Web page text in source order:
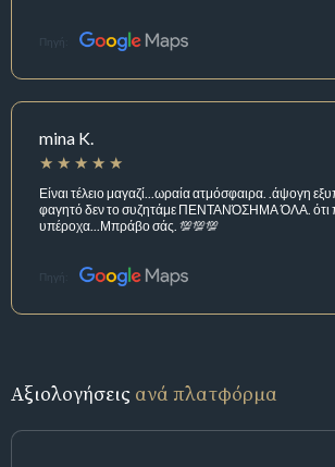
Πηγή:
mina K.
Είναι τέλειο μαγαζί...ωραία ατμόσφαιρα. .άψογη
φαγητό δεν το συζητάμε ΠΕΝΤΑΝΌΣΗΜΑ ΌΛΑ. ότι
υπέροχα...Μπράβο σάς. 💯💯💯
Πηγή:
Αξιολογήσεις ανά πλατφόρμα